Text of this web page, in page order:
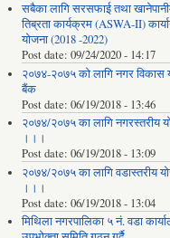
सबैका लागि सरसफाई तथा
तिब्रता कार्यक्रम (ASWA-II)
योजना (2018 -2022)
Post date:09/24/2020 - 14:17
२०७४-२०७५ को लागि नगर विकास
बैंक
Post date:06/19/2018 - 13:46
२०७४/२०७५ का लागि नगरस्तरीय
।।।
Post date:06/19/2018 - 13:09
२०७४/२०७५ का लागि वडास्तरीय
।।।
Post date:06/19/2018 - 13:04
मिथिला नगरपालिका ५ नं. वडा